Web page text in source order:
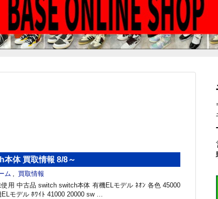
本体 買取情報 8/8～
ム , 買取情報
用 中古品 switch switch本体 有機ELモデル ﾈｵﾝ 各色 45000
モデル ﾎﾜｲﾄ 41000 20000 sw …